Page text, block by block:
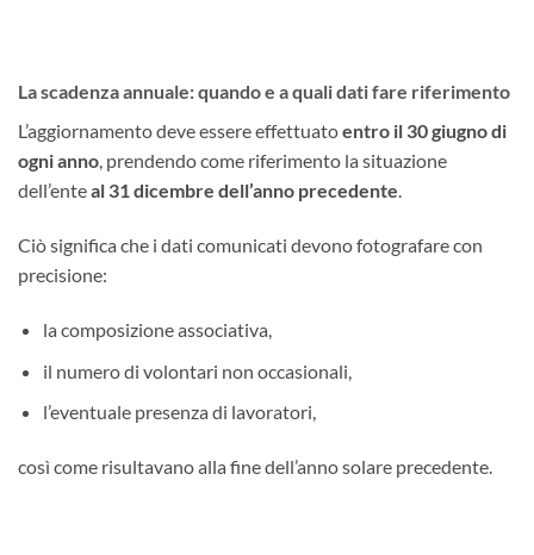
La scadenza annuale: quando e a quali dati fare riferimento
L’aggiornamento deve essere effettuatoentro il 30 giugno di
ogni anno, prendendo come riferimento la situazione
dell’enteal 31 dicembre dell’anno precedente.
Ciò significa che i dati comunicati devono fotografare con
precisione:
la composizione associativa,
il numero di volontari non occasionali,
l’eventuale presenza di lavoratori,
così come risultavano alla fine dell’anno solare precedente.